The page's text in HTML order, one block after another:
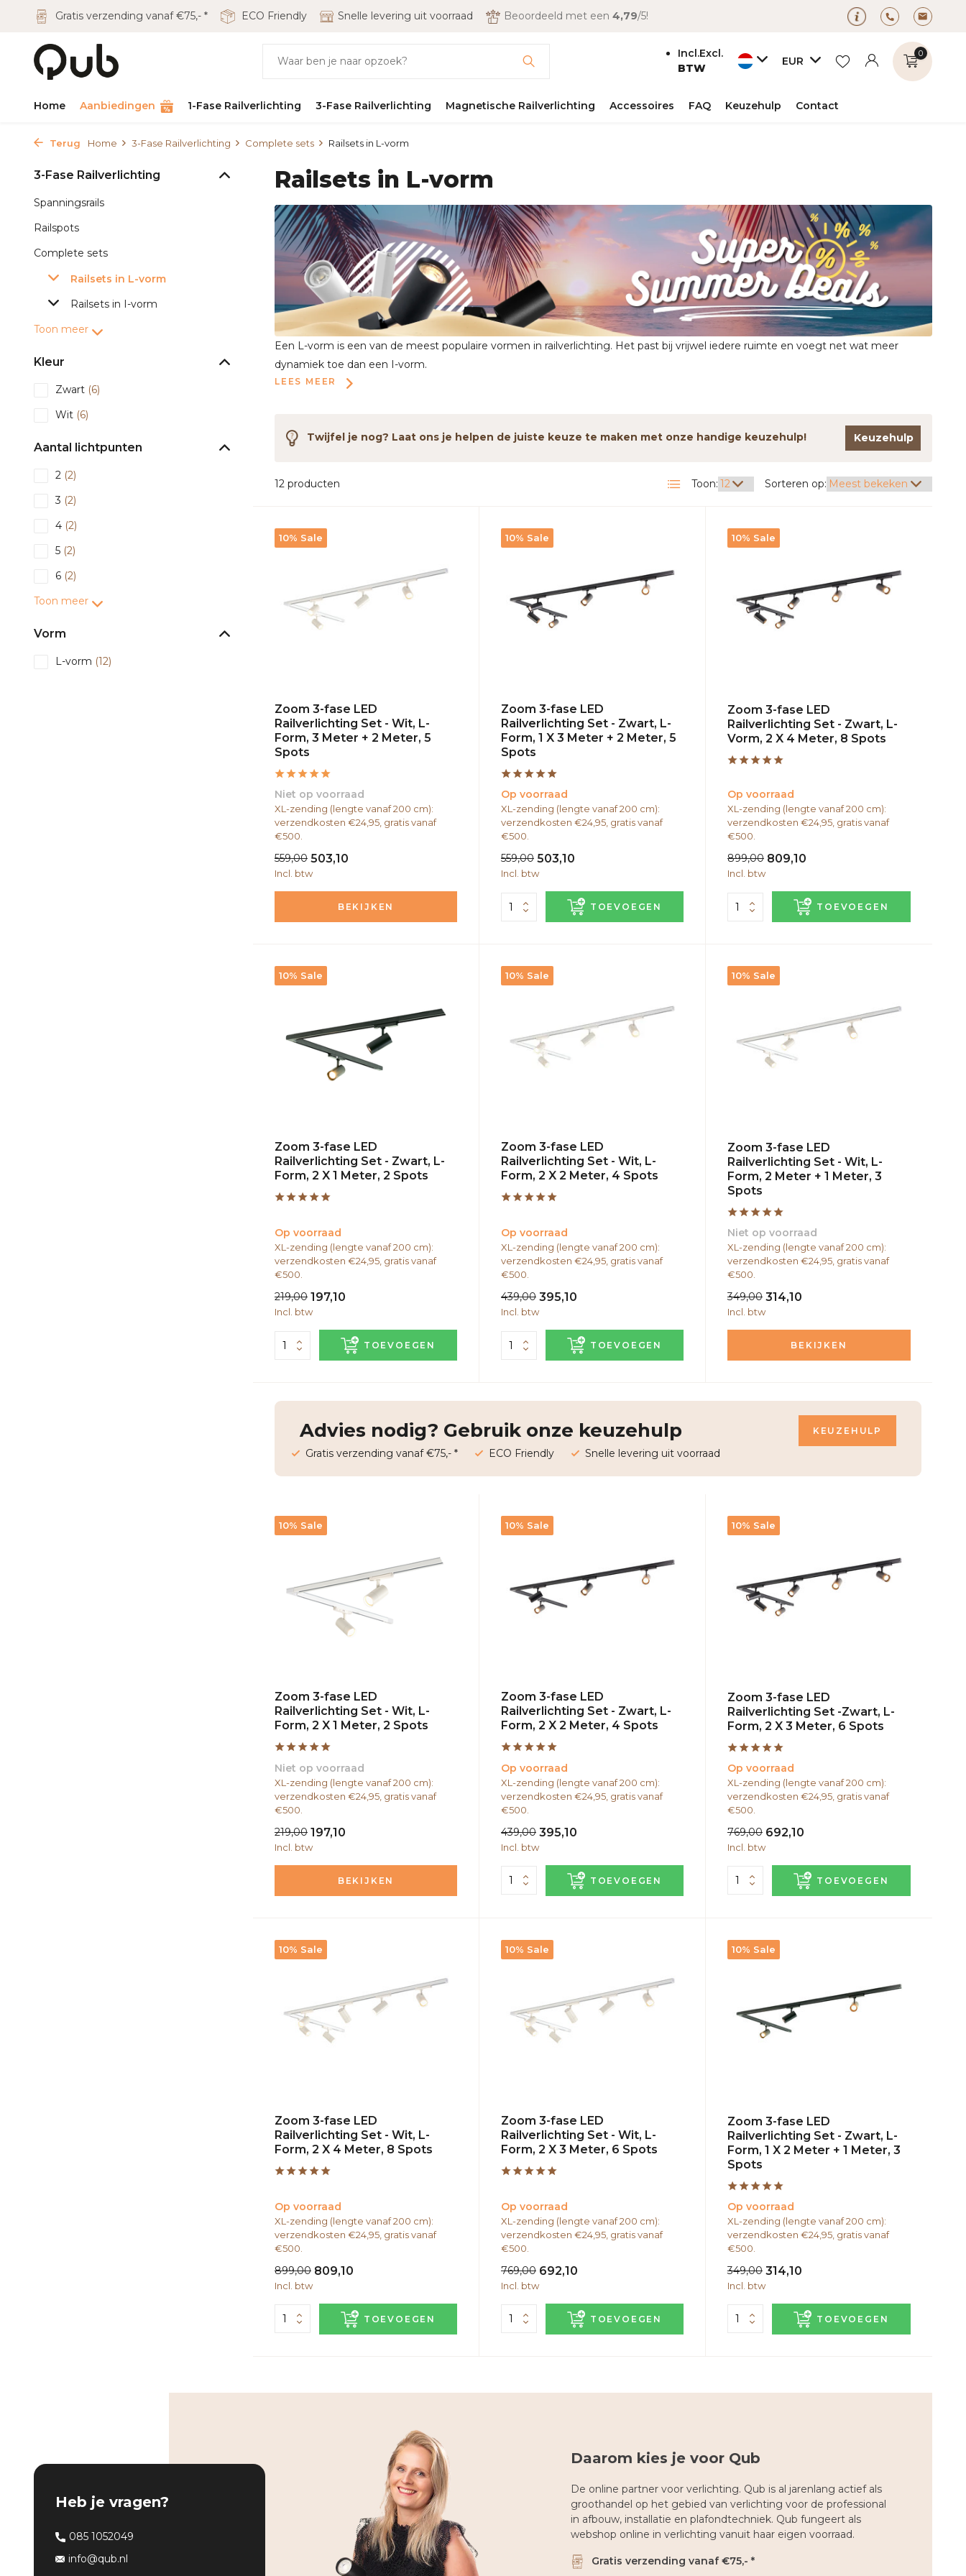
Gratis verzending vanaf €75,- * ECO Friendly Snelle levering uit voorraad Beoordeeld met een 4,79/5!
Incl.Excl.
BTW
EUR
aanmaken
0
Home Aanbiedingen 1-Fase Railverlichting 3-Fase Railverlichting Magnetische Railverlichting Accessoires FAQ Keuzehulp Contact
Terug Home 3-Fase Railverlichting Complete sets Railsets in L-vorm
3-Fase Railverlichting
Spanningsrails
Railspots
Complete sets
Railsets in L-vorm
Railsets in I-vorm
Toon meer
Kleur
Zwart (6)
Wit (6)
Aantal lichtpunten
2 (2)
3 (2)
4 (2)
5 (2)
6 (2)
Toon meer
Vorm
L-vorm (12)
Railsets in L-vorm
Een L-vorm is een van de meest populaire vormen in railverlichting. Het past bij vrijwel iedere ruimte en voegt net wat meer
dynamiek toe dan een I-vorm.
LEES MEER
Twijfel je nog? Laat ons je helpen de juiste keuze te maken met onze handige keuzehulp! Keuzehulp
12 producten Toon: Sorteren op:
10% Sale
Zoom 3-fase LED
Railverlichting Set - Wit, L-
Form, 3 Meter + 2 Meter, 5
Spots
Niet op voorraad
XL-zending (lengte vanaf 200 cm):
verzendkosten €24,95, gratis vanaf
€500.
559,00 503,10
Incl. btw
BEKIJKEN
10% Sale
Zoom 3-fase LED
Railverlichting Set - Zwart, L-
Form, 1 X 3 Meter + 2 Meter, 5
Spots
Op voorraad
XL-zending (lengte vanaf 200 cm):
verzendkosten €24,95, gratis vanaf
€500.
559,00 503,10
Incl. btw
TOEVOEGEN
10% Sale
Zoom 3-fase LED
Railverlichting Set - Zwart, L-
Vorm, 2 X 4 Meter, 8 Spots
Op voorraad
XL-zending (lengte vanaf 200 cm):
verzendkosten €24,95, gratis vanaf
€500.
899,00 809,10
Incl. btw
TOEVOEGEN
10% Sale
Zoom 3-fase LED
Railverlichting Set - Zwart, L-
Form, 2 X 1 Meter, 2 Spots
Op voorraad
XL-zending (lengte vanaf 200 cm):
verzendkosten €24,95, gratis vanaf
€500.
219,00 197,10
Incl. btw
TOEVOEGEN
10% Sale
Zoom 3-fase LED
Railverlichting Set - Wit, L-
Form, 2 X 2 Meter, 4 Spots
Op voorraad
XL-zending (lengte vanaf 200 cm):
verzendkosten €24,95, gratis vanaf
€500.
439,00 395,10
Incl. btw
TOEVOEGEN
10% Sale
Zoom 3-fase LED
Railverlichting Set - Wit, L-
Form, 2 Meter + 1 Meter, 3
Spots
Niet op voorraad
XL-zending (lengte vanaf 200 cm):
verzendkosten €24,95, gratis vanaf
€500.
349,00 314,10
Incl. btw
BEKIJKEN
Advies nodig? Gebruik onze keuzehulp KEUZEHULP
Gratis verzending vanaf €75,- * ECO Friendly Snelle levering uit voorraad
10% Sale
Zoom 3-fase LED
Railverlichting Set - Wit, L-
Form, 2 X 1 Meter, 2 Spots
Niet op voorraad
XL-zending (lengte vanaf 200 cm):
verzendkosten €24,95, gratis vanaf
€500.
219,00 197,10
Incl. btw
BEKIJKEN
10% Sale
Zoom 3-fase LED
Railverlichting Set - Zwart, L-
Form, 2 X 2 Meter, 4 Spots
Op voorraad
XL-zending (lengte vanaf 200 cm):
verzendkosten €24,95, gratis vanaf
€500.
439,00 395,10
Incl. btw
TOEVOEGEN
10% Sale
Zoom 3-fase LED
Railverlichting Set -Zwart, L-
Form, 2 X 3 Meter, 6 Spots
Op voorraad
XL-zending (lengte vanaf 200 cm):
verzendkosten €24,95, gratis vanaf
€500.
769,00 692,10
Incl. btw
TOEVOEGEN
10% Sale
Zoom 3-fase LED
Railverlichting Set - Wit, L-
Form, 2 X 4 Meter, 8 Spots
Op voorraad
XL-zending (lengte vanaf 200 cm):
verzendkosten €24,95, gratis vanaf
€500.
899,00 809,10
Incl. btw
TOEVOEGEN
10% Sale
Zoom 3-fase LED
Railverlichting Set - Wit, L-
Form, 2 X 3 Meter, 6 Spots
Op voorraad
XL-zending (lengte vanaf 200 cm):
verzendkosten €24,95, gratis vanaf
€500.
769,00 692,10
Incl. btw
TOEVOEGEN
10% Sale
Zoom 3-fase LED
Railverlichting Set - Zwart, L-
Form, 1 X 2 Meter + 1 Meter, 3
Spots
Op voorraad
XL-zending (lengte vanaf 200 cm):
verzendkosten €24,95, gratis vanaf
€500.
349,00 314,10
Incl. btw
TOEVOEGEN
Heb je vragen?
085 1052049
info@qub.nl
Daarom kies je voor Qub
De online partner voor verlichting. Qub is al jarenlang actief als
groothandel op het gebied van verlichting voor de professional
in afbouw, installatie en plafondtechniek. Qub fungeert als
webshop online in verlichting vanuit haar eigen voorraad.
Gratis verzending vanaf €75,- *